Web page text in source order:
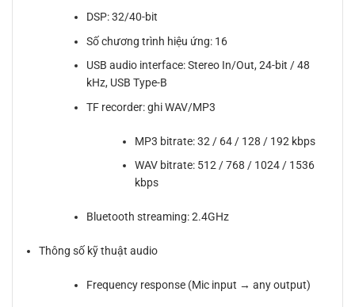
DSP: 32/40-bit
Số chương trình hiệu ứng: 16
USB audio interface: Stereo In/Out, 24-bit / 48
kHz, USB Type-B
TF recorder: ghi WAV/MP3
MP3 bitrate: 32 / 64 / 128 / 192 kbps
WAV bitrate: 512 / 768 / 1024 / 1536
kbps
Bluetooth streaming: 2.4GHz
Thông số kỹ thuật audio
Frequency response (Mic input → any output)